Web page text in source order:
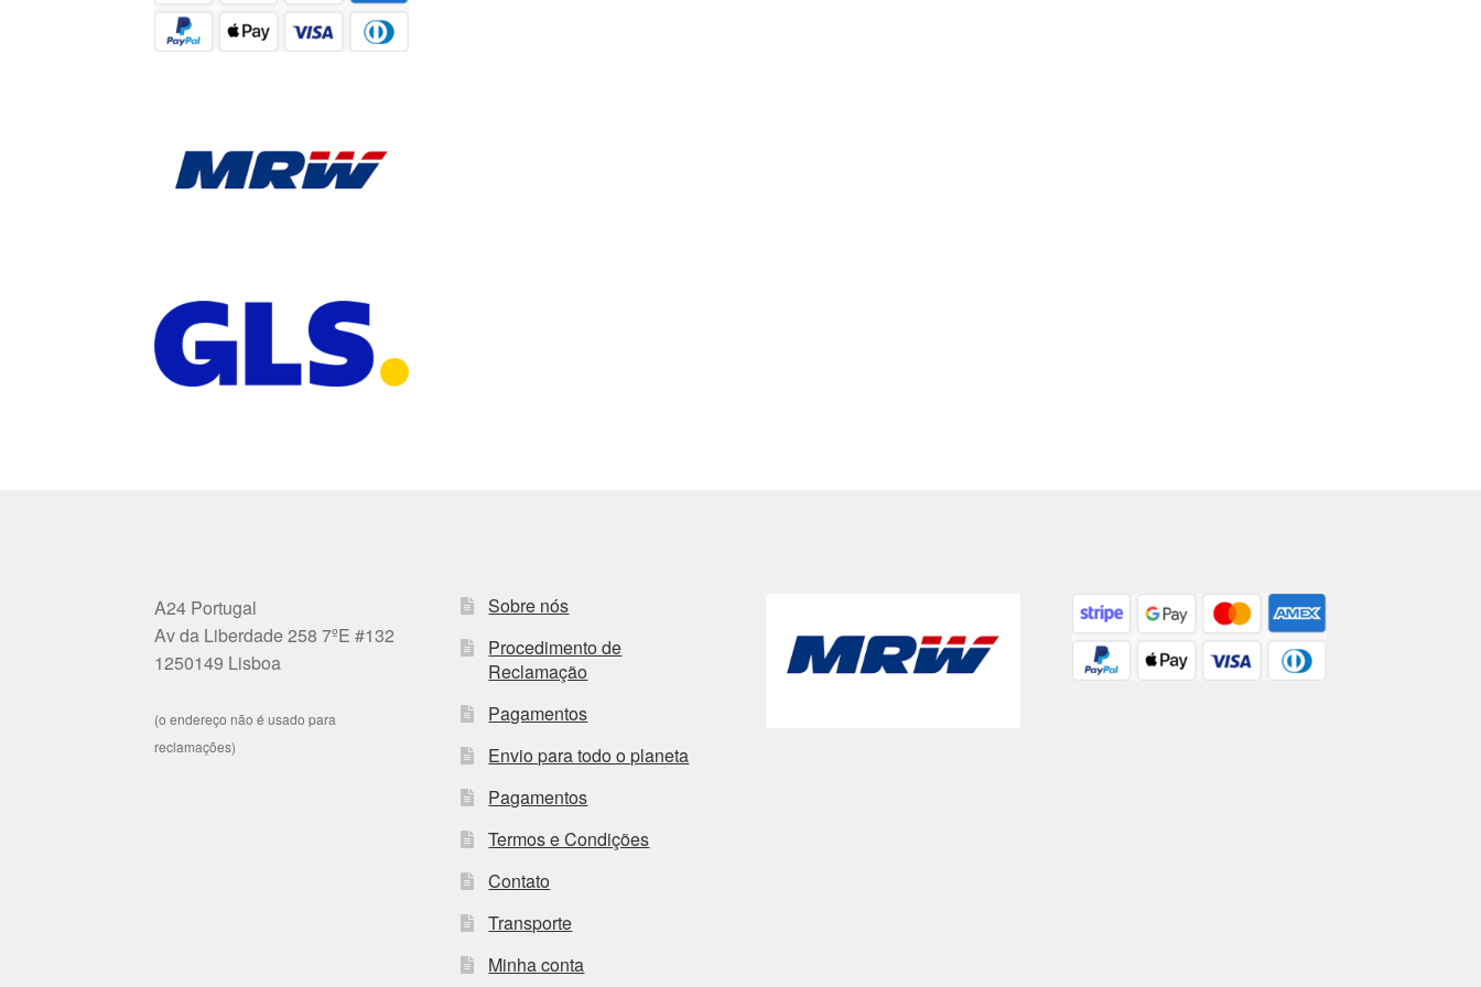
A24 Portugal
Av da Liberdade 258 7ºE #132
1250149 Lisboa
(o endereço não é usado para
reclamações)
Sobre nós
Procedimento de
Reclamação
Pagamentos
Envio para todo o planeta
Pagamentos
Termos e Condições
Contato
Transporte
Minha conta